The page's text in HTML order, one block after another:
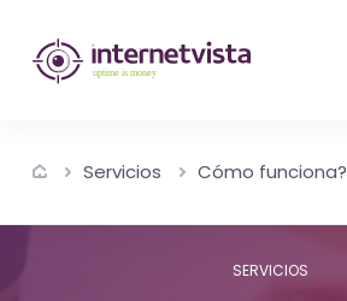
Monitorización
de
-
control
del
Servicios Cómo funciona?
SERVICIOS